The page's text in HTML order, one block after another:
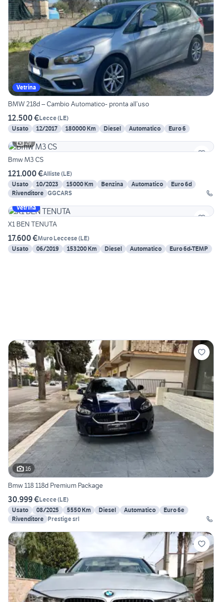
Vetrina
BMW 218d – Cambio Automatico- pronta all’uso
12.500 €Lecce(LE)
Usato
12/2017 180000 Km Diesel Automatico
Euro 6
29
Bmw M3 CS
121.000 €Alliste(LE)
Usato
10/2023 15000 Km Benzina Automatico
Euro 6d
Rivenditore GGCARS
Vetrina
X1 BEN TENUTA
17.600 €Muro Leccese(LE)
Usato
06/2019 153200 Km Diesel Automatico Euro 6d-TEMP
16
Bmw 118 118d Premium Package
30.999 €Lecce(LE)
Usato
08/2025 5550 Km Diesel Automatico
Euro 6e
Rivenditore Prestige srl